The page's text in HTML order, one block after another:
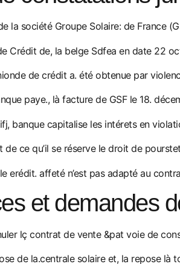
la société Groupe Solaire: de France
Crédit de, la belge Sdfea en date 22
de crédit a. été obtenue par
paye., là facture de GSF le 18.
banque capitalise les intérets en
de ce qu’il se réserve le droit de
erédit. affeté n’est pas adapté au
et demandes
lç contrat de vente &pat voie de
de la.centrale solaire et, la repose là